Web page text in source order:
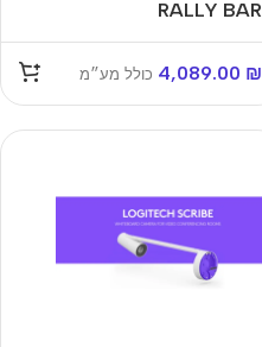
RALLY BAR
4,089.00 ₪ כולל מע״מ